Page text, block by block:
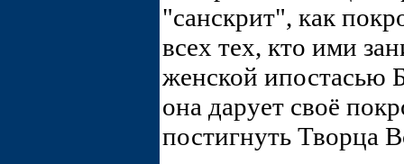
"санскрит", как
всех тех, кто ими
женской ипостасью
она дарует своё
постигнуть Творца